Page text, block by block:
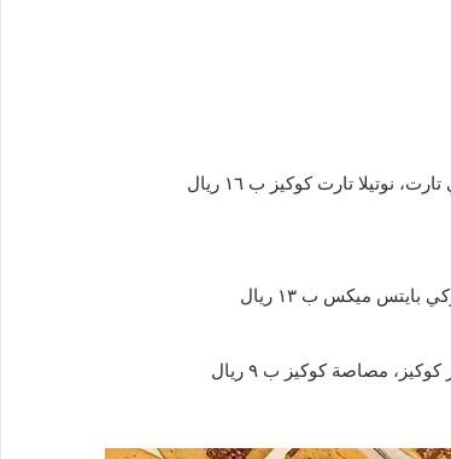
نوتيلا تارت كوكيز ب ١٦ ريال
ميكس ب ١٣ ريال
مصاصة كوكيز ب ٩ ريال